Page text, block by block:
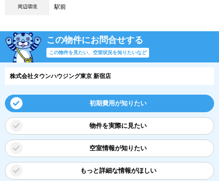
周辺環境 駅前
この物件にお問合せする
この物件を見たい、空室状況を知りたいなど
株式会社タウンハウジング東京 新宿店
初期費用が知りたい
物件を実際に見たい
空室情報が知りたい
もっと詳細な情報がほしい